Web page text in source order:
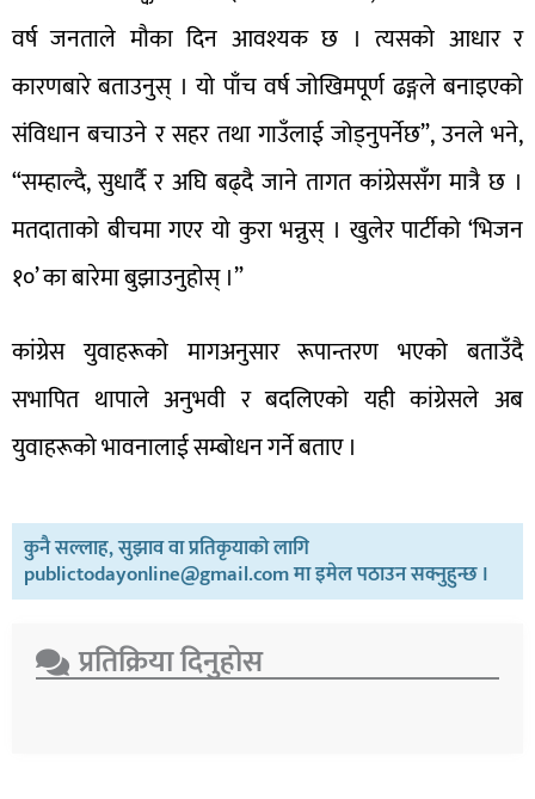
वर्ष जनताले मौका दिन आवश्यक छ । त्यसको आधार र
कारणबारे बताउनुस् । यो पाँच वर्ष जोखिमपूर्ण ढङ्गले बनाइएको
संविधान बचाउने र सहर तथा गाउँलाई जोड्नुपर्नेछ”, उनले भने,
“सम्हाल्दै, सुधार्दै र अघि बढ्दै जाने तागत कांग्रेससँग मात्रै छ ।
मतदाताको बीचमा गएर यो कुरा भन्नुस् । खुलेर पार्टीको ‘भिजन
१०’ का बारेमा बुझाउनुहोस् ।”
कांग्रेस युवाहरूको मागअनुसार रूपान्तरण भएको बताउँदै
सभापित थापाले अनुभवी र बदलिएको यही कांग्रेसले अब
युवाहरूको भावनालाई सम्बोधन गर्ने बताए ।
कुनै सल्लाह, सुझाव वा प्रतिकृयाको लागि
publictodayonline@gmail.com मा इमेल पठाउन सक्नुहुन्छ ।
प्रतिक्रिया दिनुहोस​